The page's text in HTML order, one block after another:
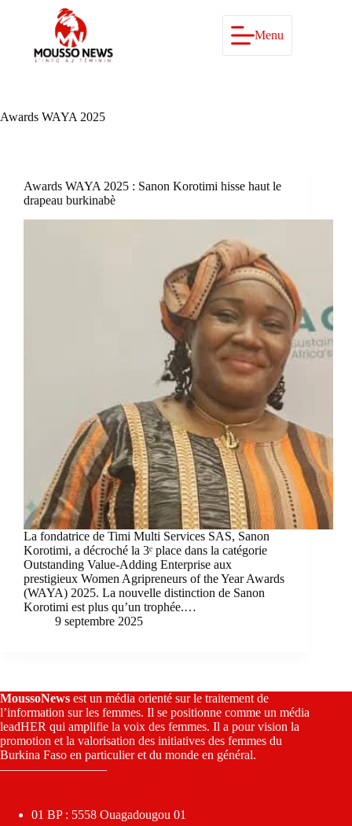
Menu
Awards WAYA 2025
Awards WAYA 2025 : Sanon Korotimi hisse haut le
drapeau burkinabè
La fondatrice de Timi Multi Services SAS, Sanon
Korotimi, a décroché la 3ᵉ place dans la catégorie
Outstanding Value-Adding Enterprise aux
prestigieux Women Agripreneurs of the Year Awards
(WAYA) 2025. La nouvelle distinction de Sanon
Korotimi est plus qu’un trophée.…
9 septembre 2025
MoussoNews est un média orienté sur le traitement de
l’information sur les femmes. Il se positionne comme un média
leadHER qui amplifie la voix des femmes. Il a pour vision la
promotion et la valorisation des initiatives des femmes du
Burkina Faso en particulier et du monde en général.
————————–
01 BP : 5558 Ouagadougou 01